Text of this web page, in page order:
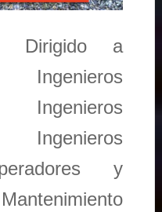
Dirigido a
Ingenieros
y